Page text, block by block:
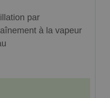
par
à la vapeur